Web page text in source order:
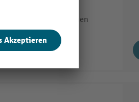
magnetischer Rahmen